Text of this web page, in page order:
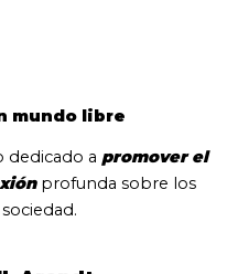
mundo libre
dedicado a promover el
profunda sobre los